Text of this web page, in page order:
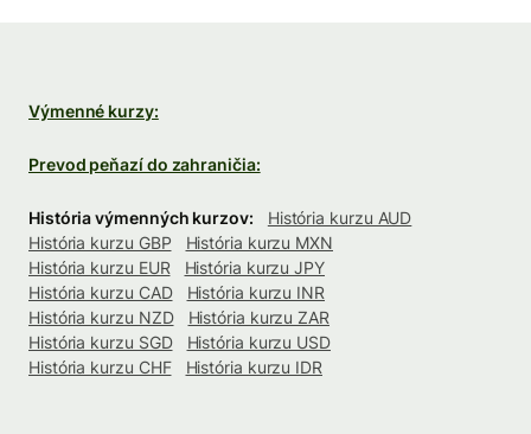
Výmenné kurzy:
Prevod peňazí do zahraničia:
História výmenných kurzov:
História kurzu AUD
História kurzu GBP
História kurzu MXN
História kurzu EUR
História kurzu JPY
História kurzu CAD
História kurzu INR
História kurzu NZD
História kurzu ZAR
História kurzu SGD
História kurzu USD
História kurzu CHF
História kurzu IDR